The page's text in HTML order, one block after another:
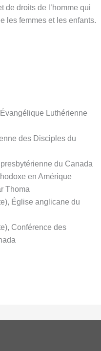
de droits de l’homme qui
les femmes et les enfants.
Luthérienne
des Disciples du
du Canada
en Amérique
Thoma
Église anglicane du
Conférence des